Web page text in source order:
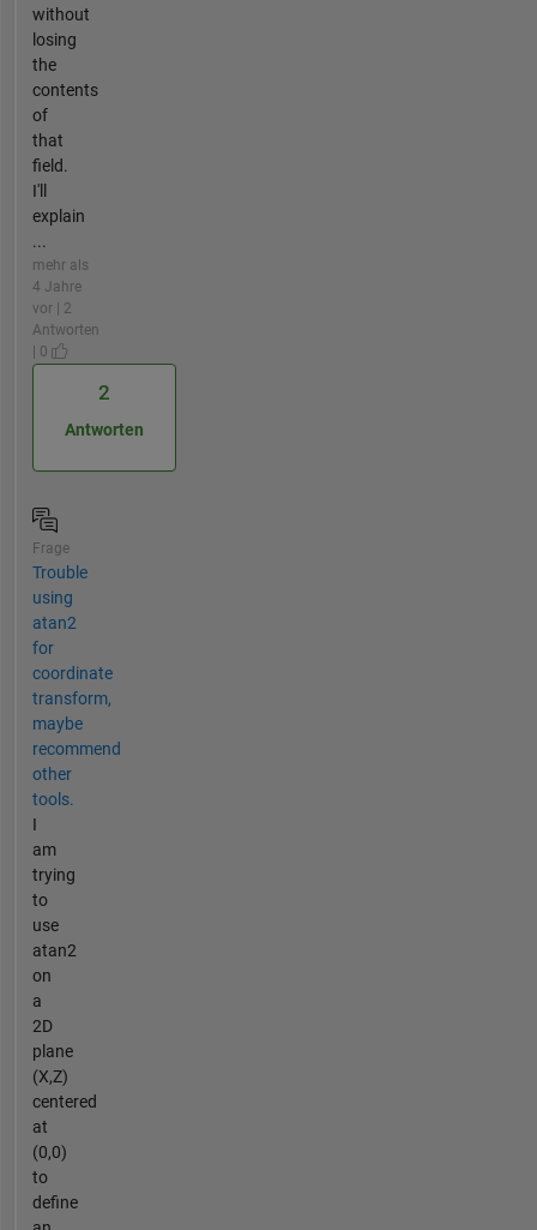
without
losing
the
contents
of
that
field.
I'll
explain
...
mehr als
4 Jahre
vor | 2
Antworten
| 0
2
Antworten
Frage
Trouble
using
atan2
for
coordinate
transform,
maybe
recommend
other
tools.
I
am
trying
to
use
atan2
on
a
2D
plane
(X,Z)
centered
at
(0,0)
to
define